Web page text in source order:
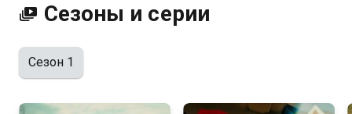
Сезоны и серии
Сезон 1